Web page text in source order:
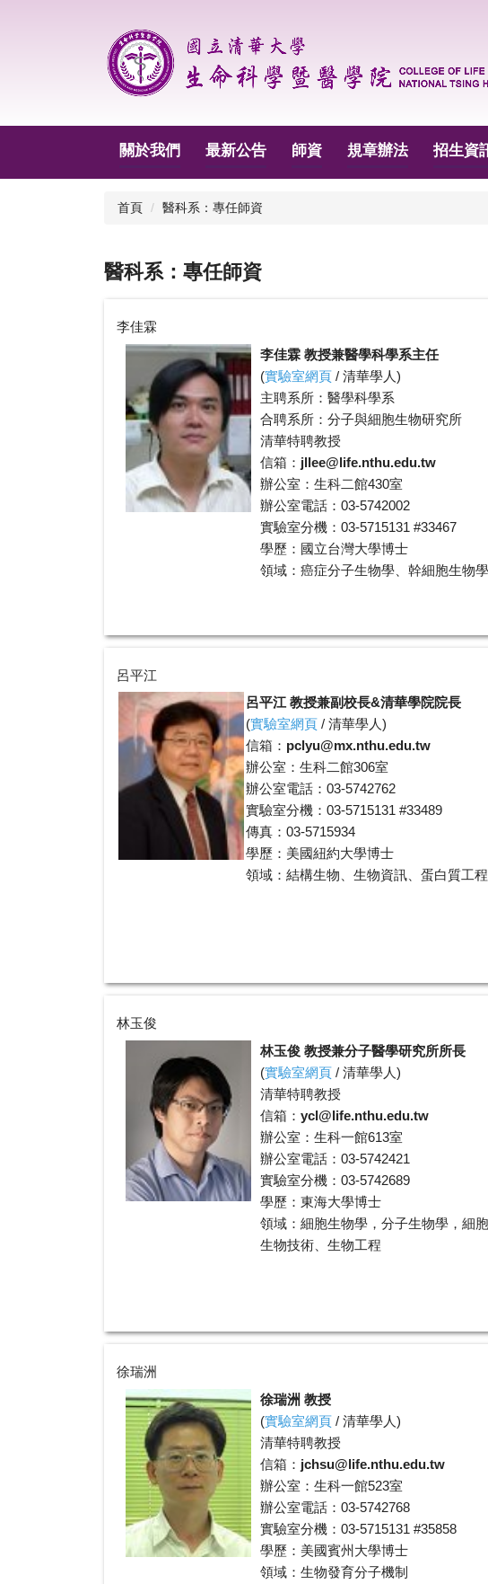
區
關於我們 最新公告 師資 規章辦法 招生資
首頁 醫科系：專任師資
醫科系：專任師資
李佳霖
李佳霖 教授兼醫學科學系主任
(實驗室網頁 / 清華學人)
主聘系所：醫學科學系
合聘系所：分子與細胞生物研究所
清華特聘教授
信箱： jllee@life.nthu.edu.tw
辦公室：生科二館430室
辦公室電話：03-5742002
實驗室分機：03-5715131 #33467
學歷：國立台灣大學博士
領域：癌症分子生物學、幹細胞生物學
呂平江
呂平江 教授兼副校長&清華學院院長
(實驗室網頁 / 清華學人)
信箱： pclyu@mx.nthu.edu.tw
辦公室：生科二館306室
辦公室電話：03-5742762
實驗室分機：03-5715131 #33489
傳真：03-5715934
學歷：美國紐約大學博士
領域：結構生物、生物資訊、蛋白質工程
林玉俊
林玉俊 教授兼分子醫學研究所所長
(實驗室網頁 / 清華學人)
清華特聘教授
信箱： ycl@life.nthu.edu.tw
辦公室：生科一館613室
辦公室電話：03-5742421
實驗室分機：03-5742689
學歷：東海大學博士
領域：細胞生物學，分子生物學，細
生物技術、生物工程
徐瑞洲
徐瑞洲 教授
(實驗室網頁 / 清華學人)
清華特聘教授
信箱： jchsu@life.nthu.edu.tw
辦公室：生科一館523室
辦公室電話：03-5742768
實驗室分機：03-5715131 #35858
學歷：美國賓州大學博士
領域：生物發育分子機制